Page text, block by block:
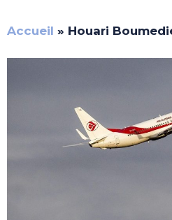
Accueil » Houari